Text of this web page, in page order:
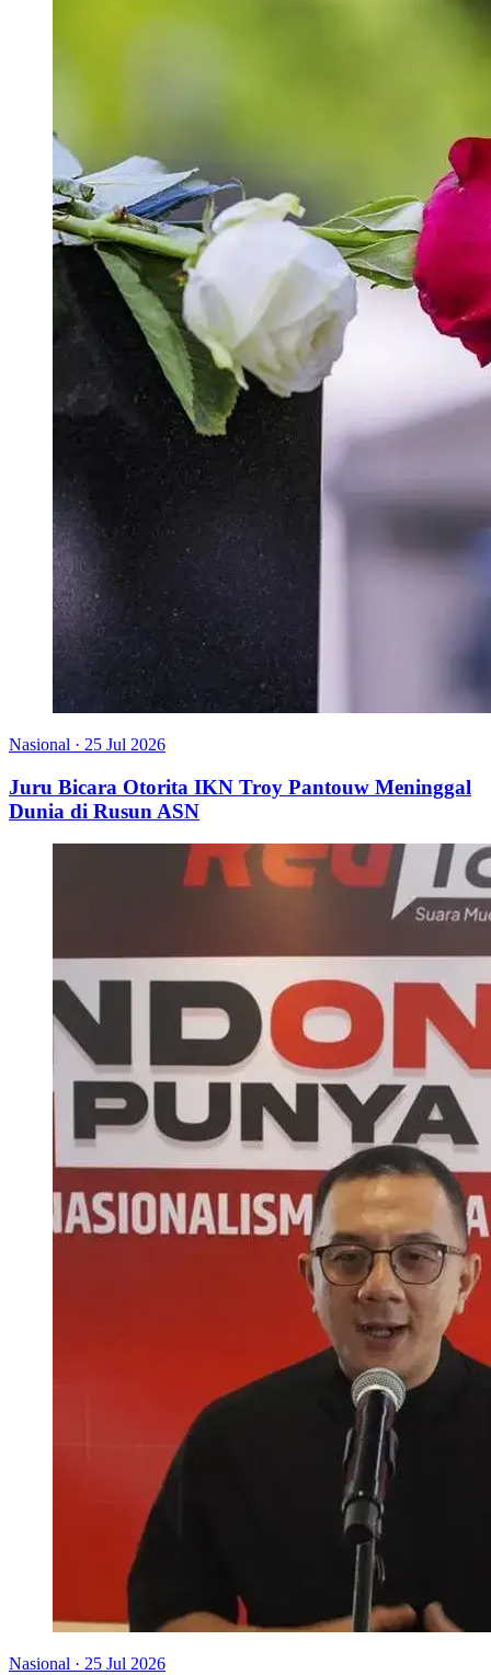
Nasional · 25 Jul 2026
Juru Bicara Otorita IKN Troy Pantouw Meninggal
Dunia di Rusun ASN
Nasional · 25 Jul 2026